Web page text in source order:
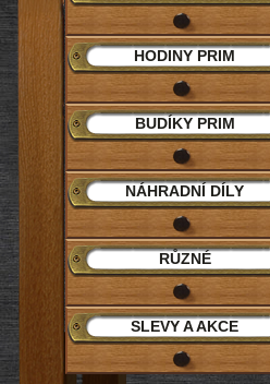
HODINY PRIM
BUDÍKY PRIM
NÁHRADNÍ DÍLY
RŮZNÉ
SLEVY A AKCE